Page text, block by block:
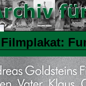
Filmplakat: